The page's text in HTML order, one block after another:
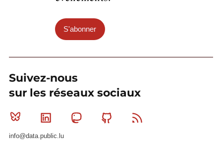
S'abonner
Suivez-nous
sur les réseaux sociaux
Bluesky Linkedin MastodonGithub
info@data.public.lu